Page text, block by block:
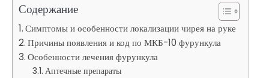
Содержание
Симптомы и особенности локализации чирея на руке
Причины появления и код по МКБ-10 фурункула
Особенности лечения фурункула
Аптечные препараты